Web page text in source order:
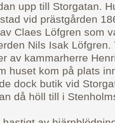
upp till Storgatan.
vid prästgården
Claes Löfgren som
Nils Isak Löfgren.
av kammarherre
huset kom på plats
dock butik vid
då höll till i